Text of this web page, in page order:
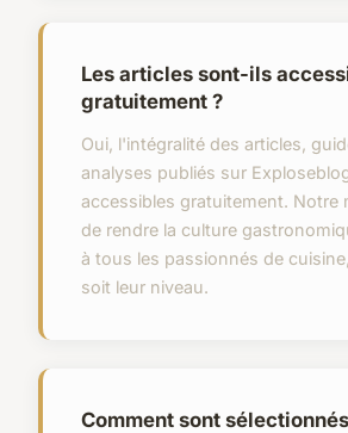
Les articles sont-ils
gratuitement ?
Oui, l'intégralité des articles,
analyses publiés sur
accessibles gratuitement. Notre
de rendre la culture
à tous les passionnés de
soit leur niveau.
Comment sont